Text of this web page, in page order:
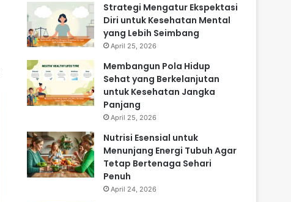
Strategi Mengatur Ekspektasi
Diri untuk Kesehatan Mental
yang Lebih Seimbang
April 25, 2026
Membangun Pola Hidup
Sehat yang Berkelanjutan
untuk Kesehatan Jangka
Panjang
April 25, 2026
Nutrisi Esensial untuk
Menunjang Energi Tubuh Agar
Tetap Bertenaga Sehari
Penuh
April 24, 2026